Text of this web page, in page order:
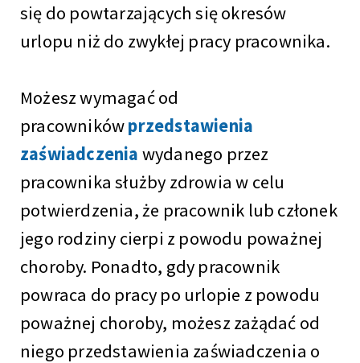
się do powtarzających się okresów
urlopu niż do zwykłej pracy pracownika.
Możesz wymagać od
pracownikówprzedstawienia
zaświadczenia wydanego przez
pracownika służby zdrowia w celu
potwierdzenia, że pracownik lub członek
jego rodziny cierpi z powodu poważnej
choroby. Ponadto, gdy pracownik
powraca do pracy po urlopie z powodu
poważnej choroby, możesz zażądać od
niego przedstawienia zaświadczenia o